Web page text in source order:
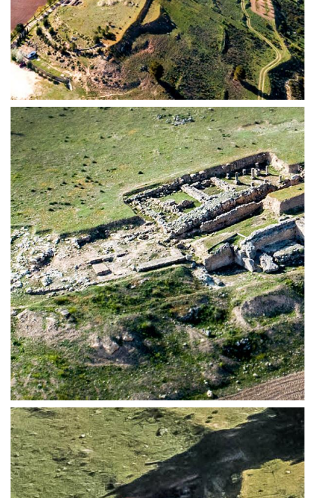
EL RECINTO AMURALLADO | ERCÁVICA
LA TORRE MONUMENTAL Y LA PUERTA SUR | ERCÁVICA